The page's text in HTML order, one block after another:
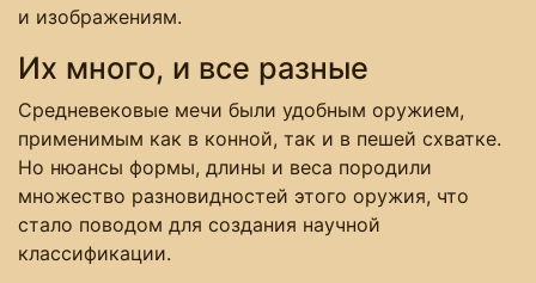
и изображениям.
Их много, и все разные
Средневековые мечи были удобным оружием,
применимым как в конной, так и в пешей схватке.
Но нюансы формы, длины и веса породили
множество разновидностей этого оружия, что
стало поводом для создания научной
классификации.